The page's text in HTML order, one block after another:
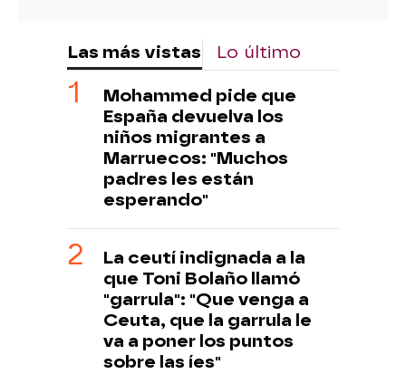
Las más vistas Lo último
Mohammed pide que
España devuelva los
niños migrantes a
Marruecos: "Muchos
padres les están
esperando"
La ceutí indignada a la
que Toni Bolaño llamó
"garrula": "Que venga a
Ceuta, que la garrula le
va a poner los puntos
sobre las íes"